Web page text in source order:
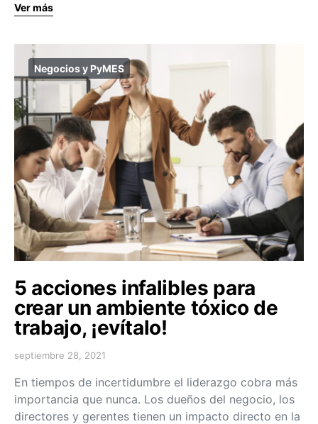
Ver más
Negocios y PyMES
5 acciones infalibles para
crear un ambiente tóxico de
trabajo, ¡evítalo!
septiembre 28, 2021
En tiempos de incertidumbre el liderazgo cobra más
importancia que nunca. Los dueños del negocio, los
directores y gerentes tienen un impacto directo en la